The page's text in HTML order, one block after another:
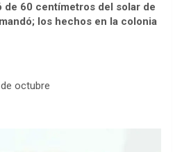
de 60 centímetros del solar de
los hechos en la colonia
octubre